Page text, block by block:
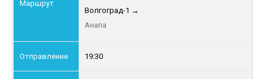
Волгоград-1 →
Анапа
19:30